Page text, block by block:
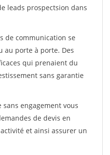
leads prospectsion dans
de communication se
au porte à porte. Des
qui prenaient du
sans garantie
engagement vous
de devis en
et ainsi assurer un